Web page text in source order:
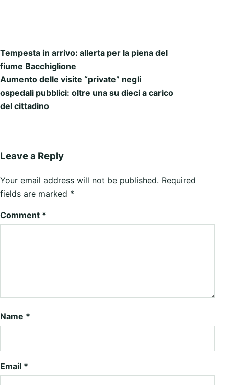
Post navigation
Tempesta in arrivo: allerta per la piena del
fiume Bacchiglione
Aumento delle visite “private” negli
ospedali pubblici: oltre una su dieci a carico
del cittadino
Leave a Reply
Your email address will not be published. Required
fields are marked *
Comment *
Name *
Email *